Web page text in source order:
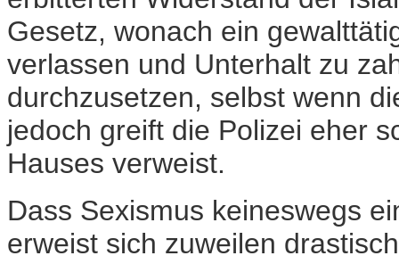
Gesetz, wonach ein
verlassen und Unterhalt zu
durchzusetzen, selbst wenn
jedoch greift die Polizei eher
Hauses verweist.
Dass Sexismus keineswegs
erweist sich zuweilen